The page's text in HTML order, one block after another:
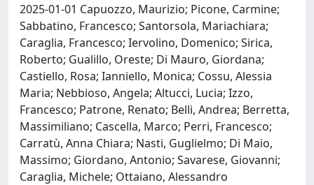
2025-01-01 Capuozzo, Maurizio; Picone, Carmine;
Sabbatino, Francesco; Santorsola, Mariachiara;
Caraglia, Francesco; Iervolino, Domenico; Sirica,
Roberto; Gualillo, Oreste; Di Mauro, Giordana;
Castiello, Rosa; Ianniello, Monica; Cossu, Alessia
Maria; Nebbioso, Angela; Altucci, Lucia; Izzo,
Francesco; Patrone, Renato; Belli, Andrea; Berretta,
Massimiliano; Cascella, Marco; Perri, Francesco;
Carratù, Anna Chiara; Nasti, Guglielmo; Di Maio,
Massimo; Giordano, Antonio; Savarese, Giovanni;
Caraglia, Michele; Ottaiano, Alessandro